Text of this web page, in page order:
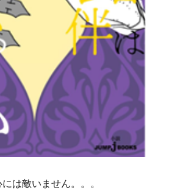
は敵いません。。。